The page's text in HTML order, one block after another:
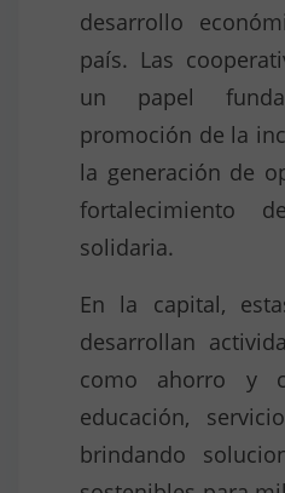
desarrollo
país. Las
un papel
promoción de la
la generación de
fortalecimiento
solidaria.
En la capital,
desarrollan
como ahorro y
educación,
brindando